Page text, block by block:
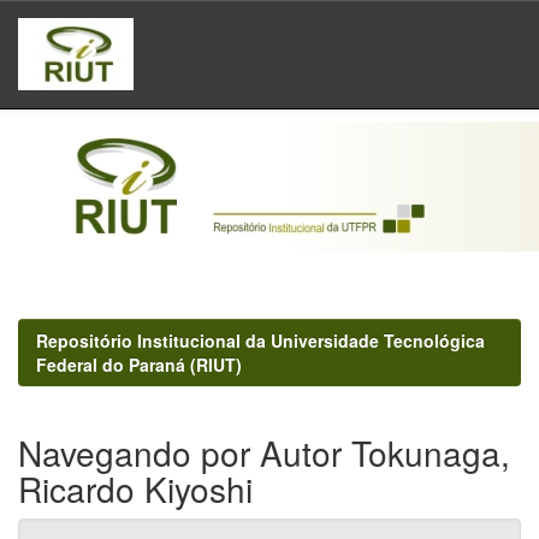
Skip
navigation
Repositório Institucional da Universidade Tecnológica
Federal do Paraná (RIUT)
Navegando por Autor Tokunaga,
Ricardo Kiyoshi